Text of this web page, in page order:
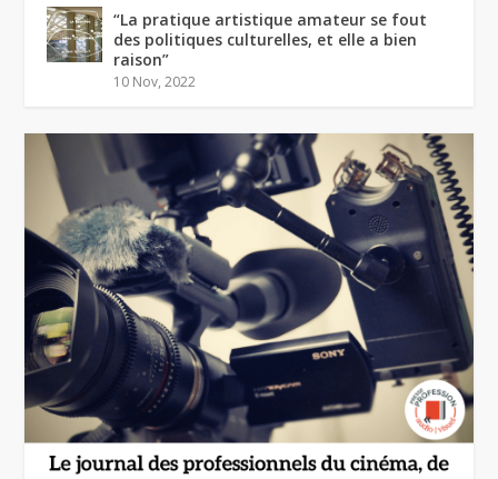
“La pratique artistique amateur se fout
des politiques culturelles, et elle a bien
raison”
10 Nov, 2022